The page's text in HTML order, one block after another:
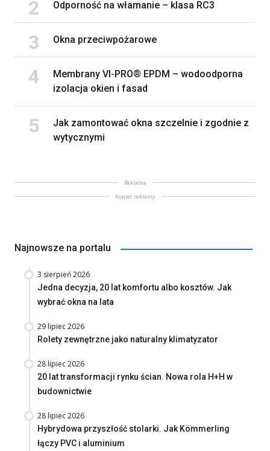
Odporność na włamanie – klasa RC3
Okna przeciwpożarowe
Membrany VI-PRO® EPDM – wodoodporna
izolacja okien i fasad
Jak zamontować okna szczelnie i zgodnie z
wytycznymi
Reklama
Koniec reklamy
Najnowsze na portalu
3 sierpień 2026
Jedna decyzja, 20 lat komfortu albo kosztów. Jak
wybrać okna na lata
29 lipiec 2026
Rolety zewnętrzne jako naturalny klimatyzator
28 lipiec 2026
20 lat transformacji rynku ścian. Nowa rola H+H w
budownictwie
28 lipiec 2026
Hybrydowa przyszłość stolarki. Jak Kömmerling
łączy PVC i aluminium